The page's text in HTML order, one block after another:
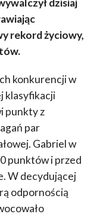
dzisiaj
rekord życiowy,
konkurencji w
klasyfikacji
punkty z
par
Gabriel w
punktów i przed
W decydującej
odpornością